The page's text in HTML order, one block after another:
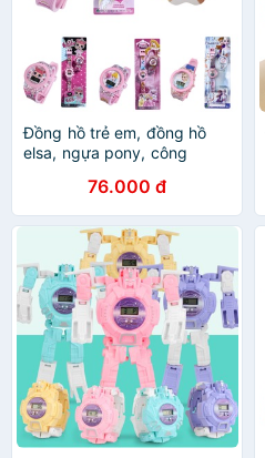
Đồng hồ trẻ em, đồng hồ
elsa, ngựa pony, công
1 đến 10 tuổi ZG Boutique
76.000 đ